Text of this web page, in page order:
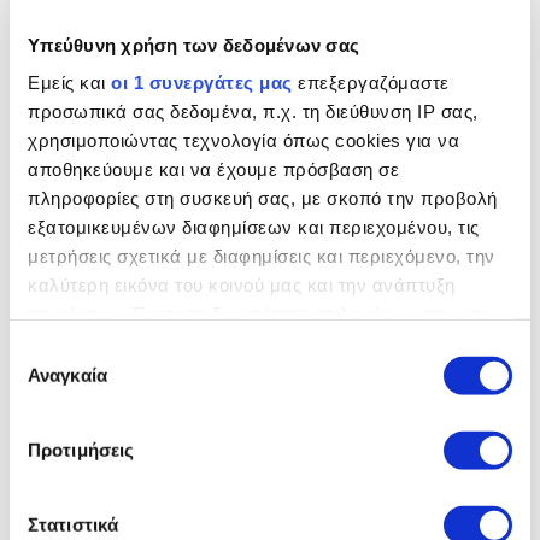
Υπεύθυνη χρήση των δεδομένων σας
Εμείς και οι 1 συνεργάτες μας επεξεργαζόμαστε
προσωπικά σας δεδομένα, π.χ. τη διεύθυνση IP σας,
χρησιμοποιώντας τεχνολογία όπως cookies για να
αποθηκεύουμε και να έχουμε πρόσβαση σε
πληροφορίες στη συσκευή σας, με σκοπό την προβολή
εξατομικευμένων διαφημίσεων και περιεχομένου, τις
μετρήσεις σχετικά με διαφημίσεις και περιεχόμενο, την
καλύτερη εικόνα του κοινού μας και την ανάπτυξη
σκοπούς.
Να συλλέξουμε πληροφορίες σχετικά με τη
είναι ακριβείς σε απόσταση μερικών μέτρων
συγκατάθεσης
Αναγκαία
Προτιμήσεις
Στατιστικά
απαραίτητες εργασίες συντήρησης.
ΠΡΑΣΙΝΟ
Αυτό το στοιχείο έχει περάσει με επιτυχία τον έλεγχό μας
και λειτουργεί ακριβώς όπως προορίζεται.
ΚΙΤΡΙΝΟ
Αυτό το στοιχείο θα χρειαστεί συντήρηση ή επισκευή πριν
από το επόμενο σέρβις του αυτοκινήτου σας. Σας